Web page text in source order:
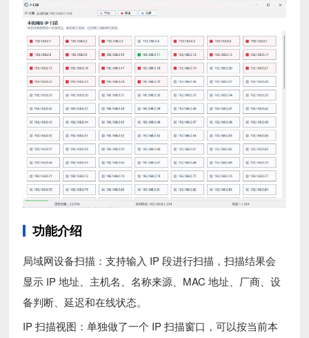
功能介绍
局域网设备扫描：支持输入 IP 段进行扫描，扫描结果会
显示 IP 地址、主机名、名称来源、MAC 地址、厂商、设
备判断、延迟和在线状态。
IP 扫描视图：单独做了一个 IP 扫描窗口，可以按当前本